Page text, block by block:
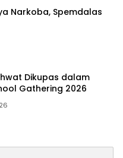
Narkoba, Spemdalas
Dikupas dalam
Gathering 2026